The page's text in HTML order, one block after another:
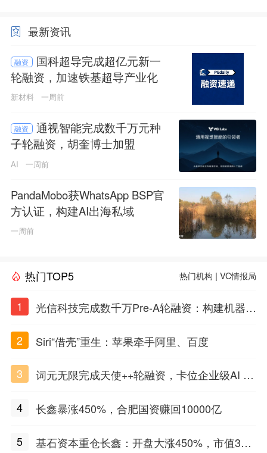
最新资讯
融资
国科超导完成超亿元新一
轮融资，加速铁基超导产业化
新材料 一周前
融资
通视智能完成数千万元种
子轮融资，胡奎博士加盟
AI 一周前
PandaMobo获WhatsApp BSP官
方认证，构建AI出海私域
一周前
热门TOP5 热门机构 |VC情报局
1
光信科技完成数千万Pre-A轮融资：构建机器理
知闭环
2 Siri“借壳”重生：苹果牵手阿里、百度
3
词元无限完成天使++轮融资，卡位企业级AI Ag
4
长鑫暴涨450%，合肥国资赚回10000亿
5 基石资本重仓长鑫：开盘大涨450%，市值3万